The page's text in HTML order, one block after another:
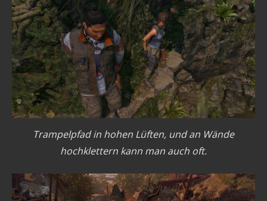
Trampelpfad in hohen Lüften, und an Wände
hochklettern kann man auch oft.